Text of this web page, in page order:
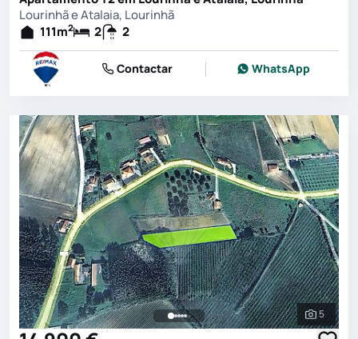
Lourinhã e Atalaia, Lourinhã
111m2 2 2
Contactar WhatsApp
Ver
5